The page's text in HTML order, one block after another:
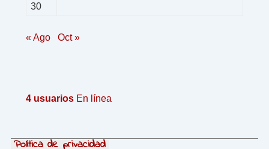
30
« Ago Oct »
4 usuarios En línea
Política de privacidad